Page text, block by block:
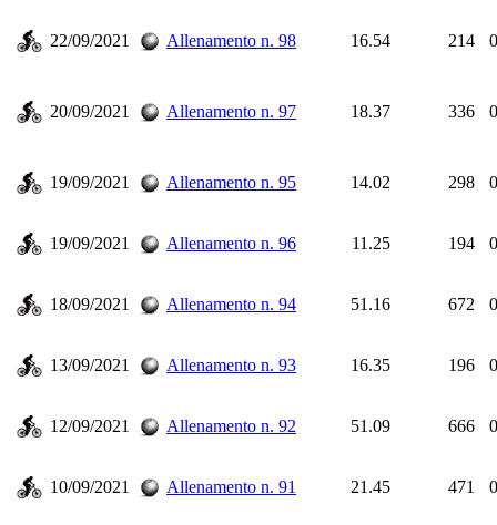
22/09/2021 Allenamento n. 98 16.54 214
20/09/2021 Allenamento n. 97 18.37 336
19/09/2021 Allenamento n. 95 14.02 298
19/09/2021 Allenamento n. 96 11.25 194
18/09/2021 Allenamento n. 94 51.16 672
13/09/2021 Allenamento n. 93 16.35 196
12/09/2021 Allenamento n. 92 51.09 666
10/09/2021 Allenamento n. 91 21.45 471